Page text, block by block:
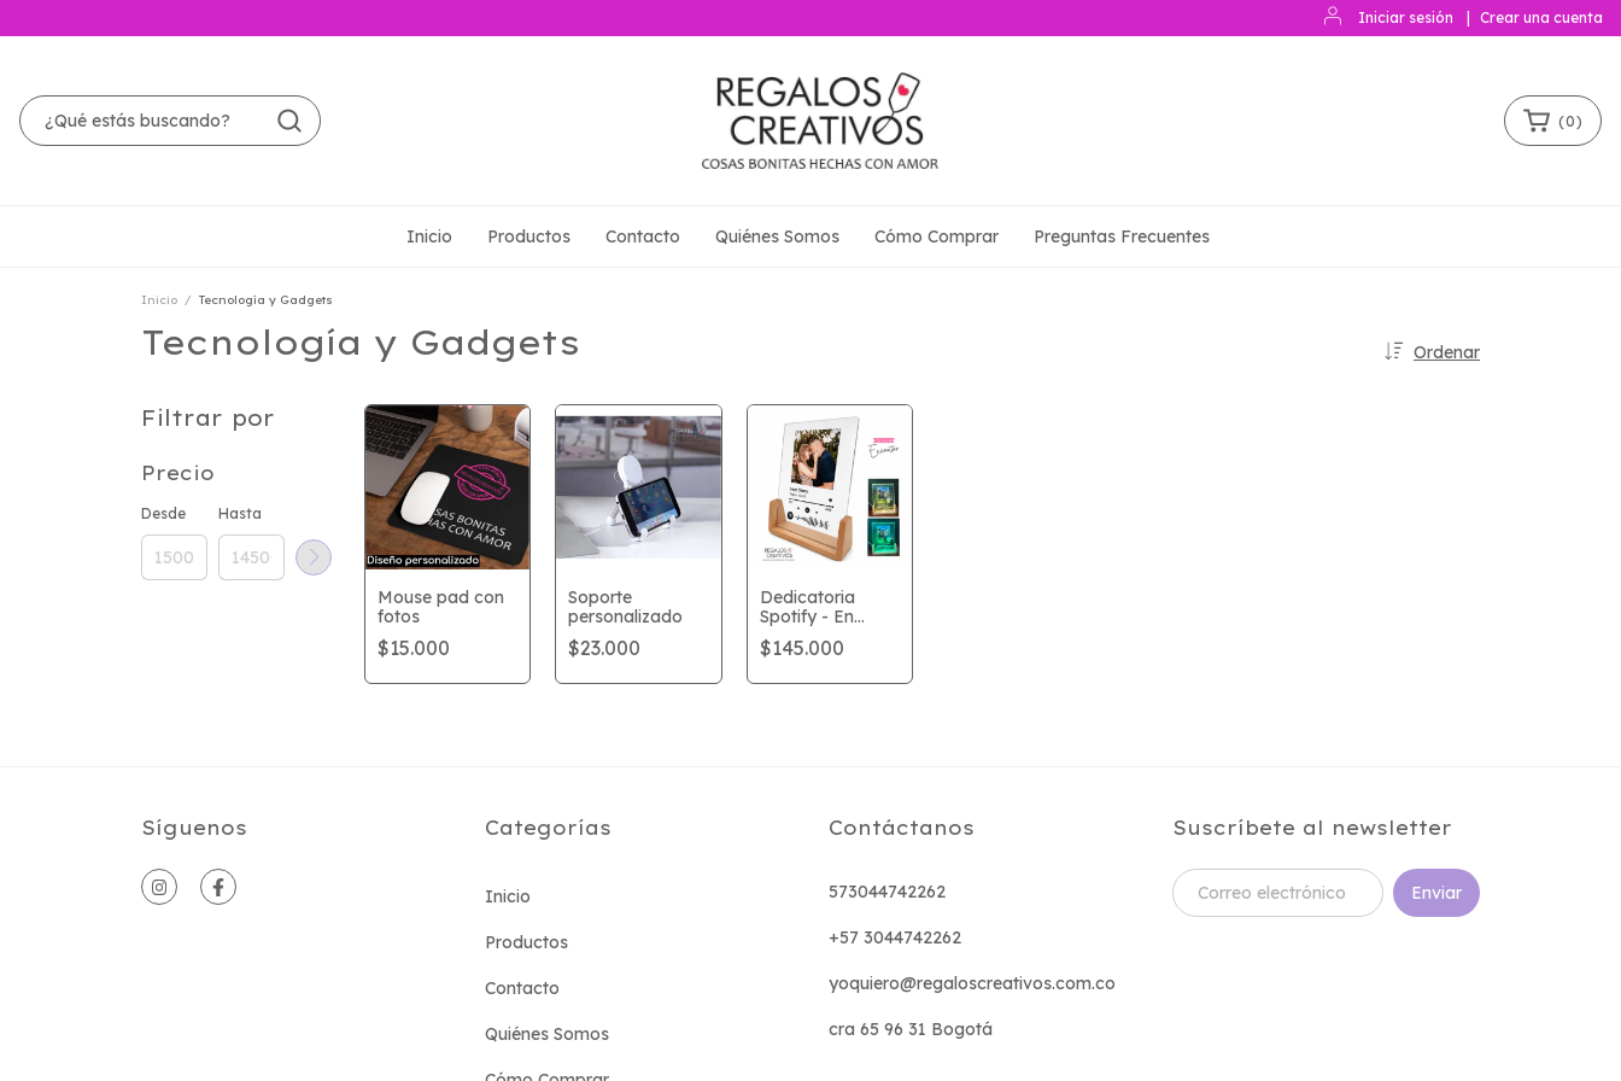
Iniciar sesión Crear una cuenta
(0)
Inicio Productos Contacto Quiénes Somos Cómo Comprar Preguntas Frecuentes
Inicio / Tecnología y Gadgets
Tecnología y Gadgets Ordenar
Filtrar por
Precio
Desde Hasta
Mouse pad con
fotos
$15.000
Soporte
personalizado
$23.000
Dedicatoria
Spotify - En
vidrio con luz
$145.000
Síguenos Categorías
Inicio
Productos
Contacto
Quiénes Somos
Contáctanos
573044742262
+57 3044742262
yoquiero@regaloscreativos.com.co
cra 65 96 31 Bogotá
Suscríbete al newsletter